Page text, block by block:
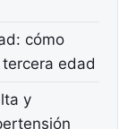
cómo
edad
y